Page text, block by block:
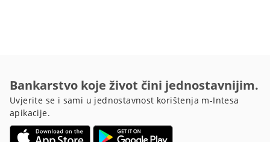
Bankarstvo koje život čini jednostavnijim.
Uvjerite se i sami u jednostavnost korištenja m-Intesa
apikacije.